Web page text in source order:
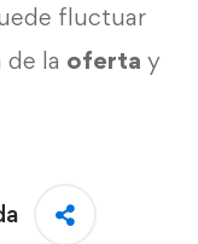
fluctuar
la oferta y